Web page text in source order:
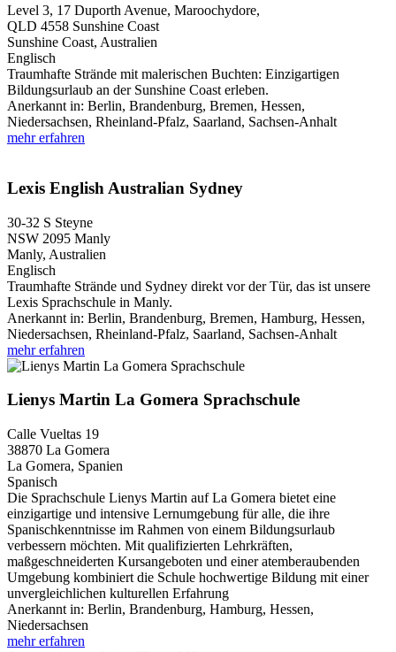
Level 3, 17 Duporth Avenue, Maroochydore,
QLD 4558 Sunshine Coast
Sunshine Coast, Australien
Englisch
Traumhafte Strände mit malerischen Buchten: Einzigartigen
Bildungsurlaub an der Sunshine Coast erleben.
Anerkannt in: Berlin, Brandenburg, Bremen, Hessen,
Niedersachsen, Rheinland-Pfalz, Saarland, Sachsen-Anhalt
mehr erfahren
Lexis English Australian Sydney
30-32 S Steyne
NSW 2095 Manly
Manly, Australien
Englisch
Traumhafte Strände und Sydney direkt vor der Tür, das ist unsere
Lexis Sprachschule in Manly.
Anerkannt in: Berlin, Brandenburg, Bremen, Hamburg, Hessen,
Niedersachsen, Rheinland-Pfalz, Saarland, Sachsen-Anhalt
mehr erfahren
Lienys Martin La Gomera Sprachschule
Calle Vueltas 19
38870 La Gomera
La Gomera, Spanien
Spanisch
Die Sprachschule Lienys Martin auf La Gomera bietet eine
einzigartige und intensive Lernumgebung für alle, die ihre
Spanischkenntnisse im Rahmen von einem Bildungsurlaub
verbessern möchten. Mit qualifizierten Lehrkräften,
maßgeschneiderten Kursangeboten und einer atemberaubenden
Umgebung kombiniert die Schule hochwertige Bildung mit einer
unvergleichlichen kulturellen Erfahrung
Anerkannt in: Berlin, Brandenburg, Hamburg, Hessen,
Niedersachsen
mehr erfahren